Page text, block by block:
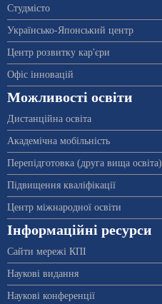
Студмісто
Українсько-Японський центр
Центр розвитку кар'єри
Офіс інновацій
Можливості освіти
Дистанційна освіта
Академічна мобільність
Перепідготовка (друга вища освіта)
Підвищення кваліфікації
Центр міжнародної освіти
Інформаційні ресурси
Сайти мережі КПІ
Наукові видання
Наукові конференції